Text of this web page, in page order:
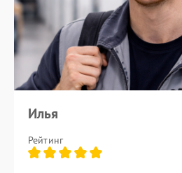
Илья
Рейтинг